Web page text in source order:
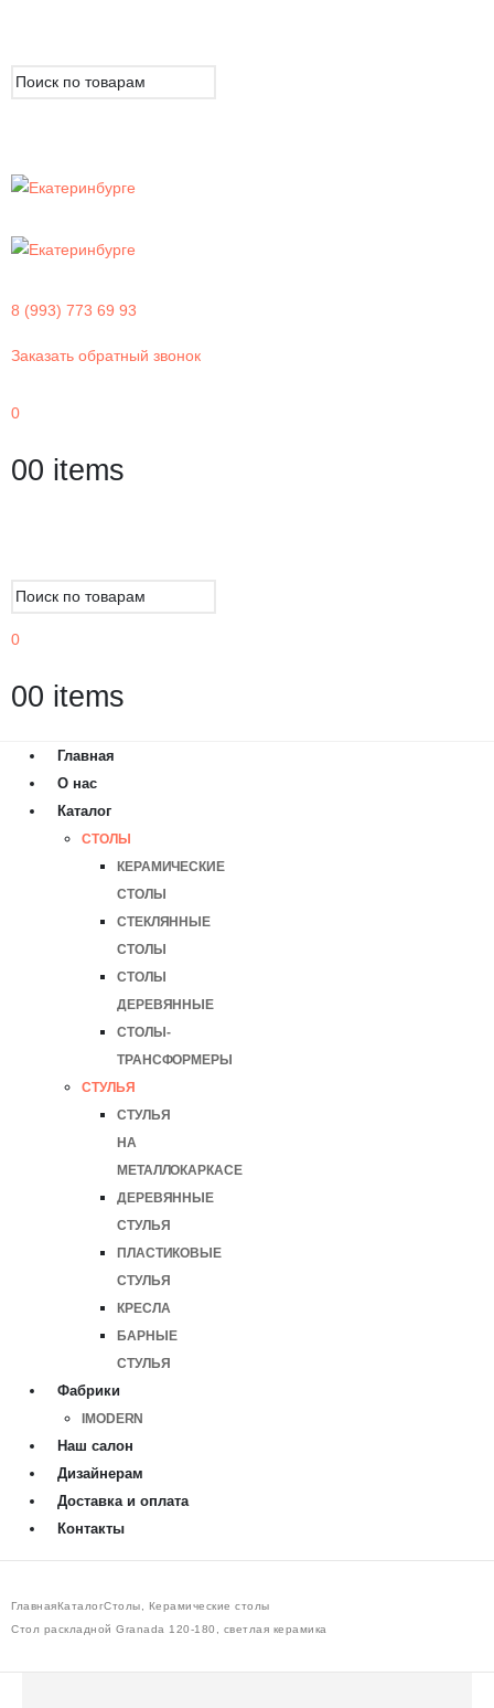
8 (993) 773 69 93
Заказать обратный звонок
0
00 items
0
00 items
Главная
О нас
Каталог
СТОЛЫ
КЕРАМИЧЕСКИЕ
СТОЛЫ
СТЕКЛЯННЫЕ
СТОЛЫ
СТОЛЫ
ДЕРЕВЯННЫЕ
СТОЛЫ-
ТРАНСФОРМЕРЫ
СТУЛЬЯ
СТУЛЬЯ
НА
МЕТАЛЛОКАРКАСЕ
ДЕРЕВЯННЫЕ
СТУЛЬЯ
ПЛАСТИКОВЫЕ
СТУЛЬЯ
КРЕСЛА
БАРНЫЕ
СТУЛЬЯ
Фабрики
IMODERN
Наш салон
Дизайнерам
Доставка и оплата
Контакты
ГлавнаяКаталогСтолы
Керамические столы
Стол раскладной Granada 120-180, светлая керамика